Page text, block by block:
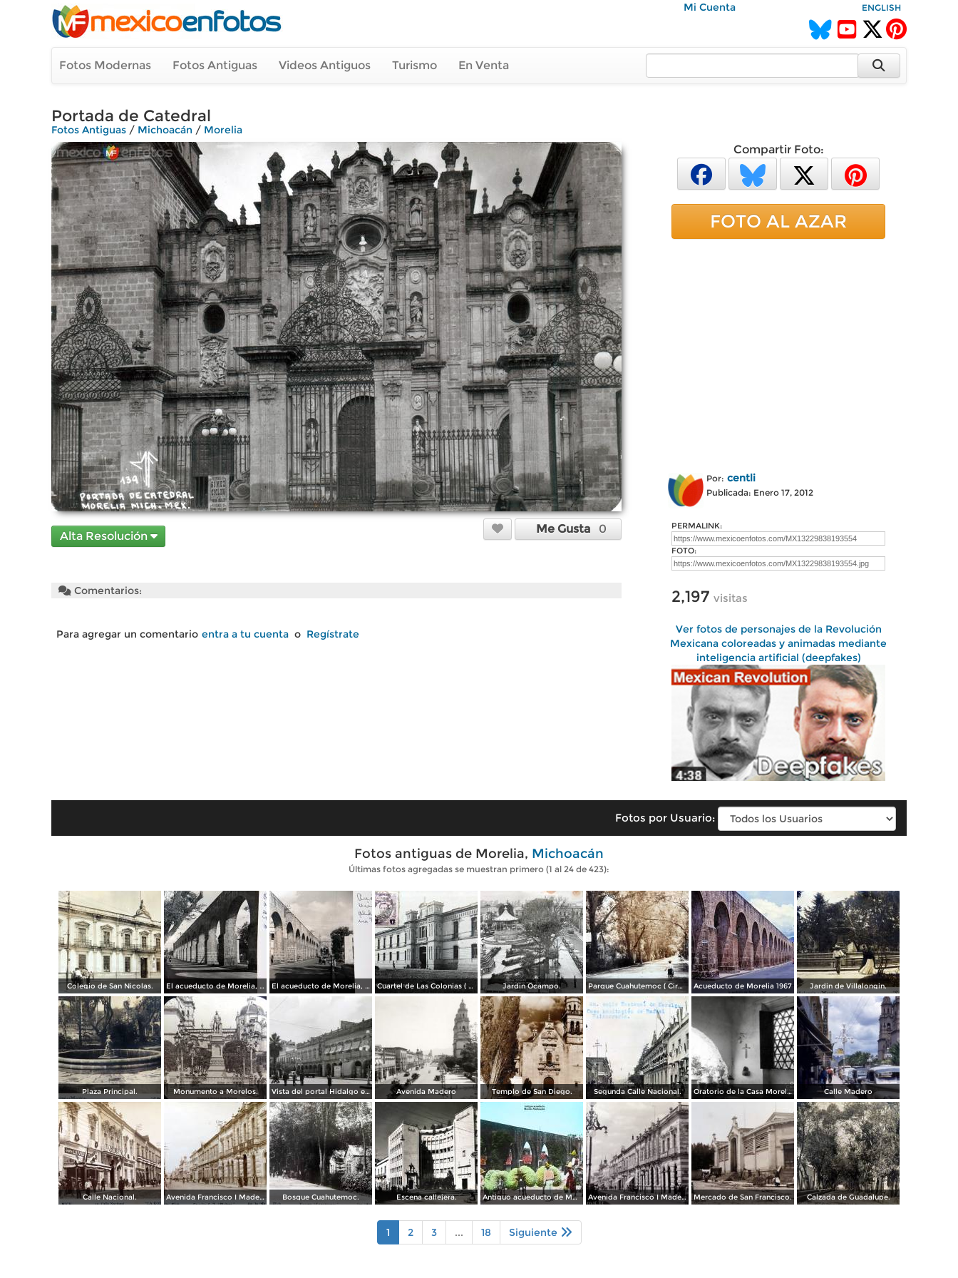
Mi Cuenta ENGLISH
Fotos Modernas Fotos Antiguas Videos Antiguos Turismo En Venta
Portada de Catedral
Fotos Antiguas / Michoacán / Morelia
Alta Resolución
Me Gusta 0
Comentarios:
Para agregar un comentario entra a tu cuenta o Regístrate
Compartir Foto:
FOTO AL AZAR
Por: centli
Publicada: Enero 17, 2012
PERMALINK:
FOTO:
2,197 visitas
Ver fotos de personajes de la Revolución
Mexicana coloreadas y animadas mediante
inteligencia artificial (deepfakes)
Fotos por Usuario:
Fotos antiguas de Morelia, Michoacán
Últimas fotos agregadas se muestran primero (1 al 24 de 423):
Colegio de San Nicolas. El acueducto de Morelia, Michoacán El acueducto de Morelia, Michoacán Cuartel de Las Colonias ( Circulada el 1 de Abril de 1921 ). Jardin Ocampo. Parque Cuahutemoc ( Circulada el 24 de Junio de 1938 ). Acueducto de Morelia 1967 Jardin de Villalongin.
Plaza Principal. Monumento a Morelos. Vista del portal Hidalgo en Morelia Michoacán ( Circulada el 6 de Abril de 1957 ). Avenida Madero Templo de San Diego. Segunda Calle Nacional. Oratorio de la Casa Morelos Calle Madero
Calle Nacional. Avenida Francisco I Madero. Bosque Cuahutemoc. Escena callejera. Antiguo acueducto de Morelia Michoacán. Avenida Francisco I Madero. Mercado de San Francisco. Calzada de Guadalupe.
1 2 3 ... 18 Siguiente